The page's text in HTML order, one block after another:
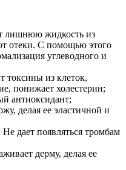
лишнюю жидкость из
отеки. С помощью этого
углеводного и
токсины из клеток,
понижает холестерин;
антиоксидант;
делая ее эластичной и
дает появляться тромбам
дерму, делая ее